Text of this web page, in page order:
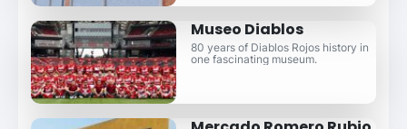
Museo Diablos
80 years of Diablos Rojos history in
one fascinating museum.